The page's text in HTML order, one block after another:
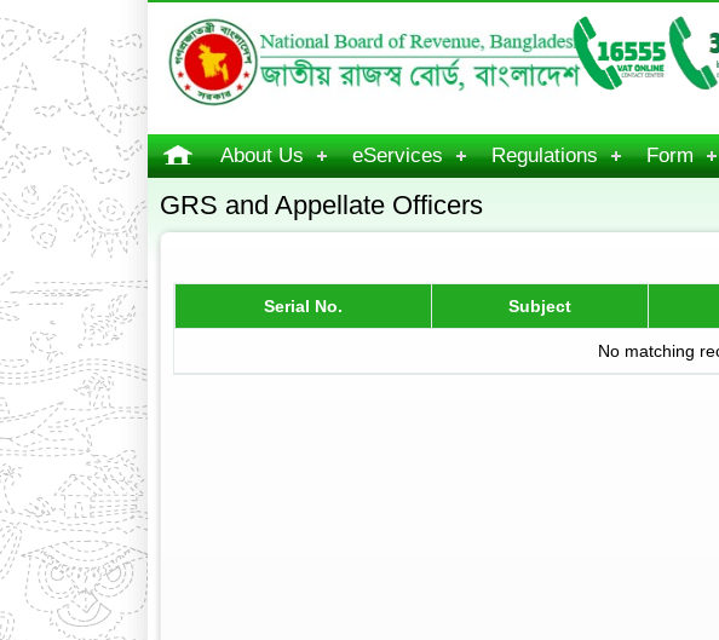
About Us eServices Regulations Form
GRS and Appellate Officers
Serial No. Subject
No matching